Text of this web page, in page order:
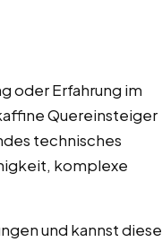
oder Erfahrung im
Quereinsteiger
technisches
komplexe
und kannst diese